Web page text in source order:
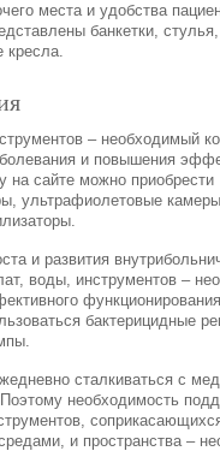
места и удобства
банкетки,
кресла.
– необходимый
и повышения
на сайте можно приобрести
ультрафиолетовые
и развития
воды, инструментов –
бактерицидные
сталкиваться с
необходимость
и пространства –